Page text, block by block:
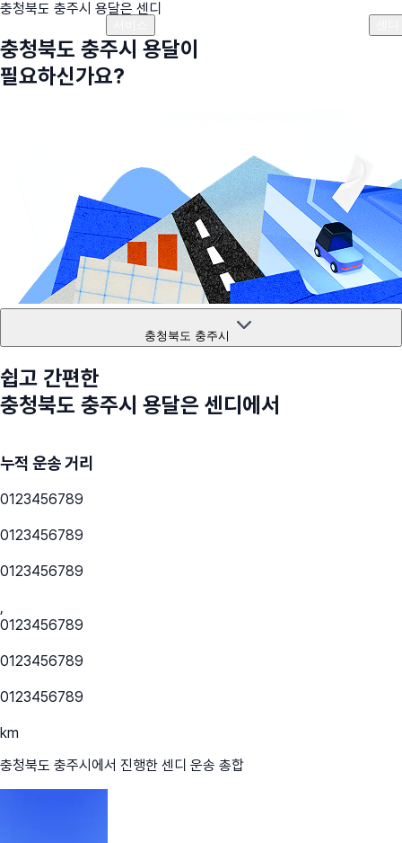
충청북도 충주시 용달은 센디
충청북도 충주시 용달이
필요하신가요?
충청북도 충주시
쉽고 간편한
충청북도 충주시 용달은 센디에서
누적 운송 거리
0123456789
0123456789
0123456789
,
0123456789
0123456789
0123456789
km
충청북도 충주시 에서 진행한 센디 운송 총합